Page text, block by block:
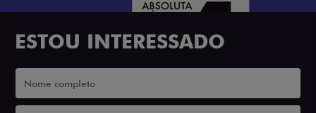
ESTOU INTERESSADO